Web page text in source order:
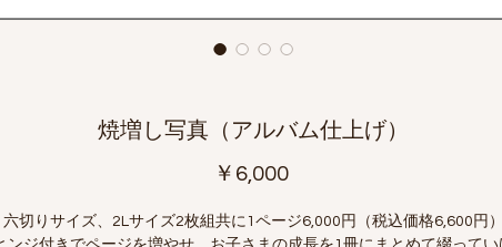
焼増し写真（アルバム仕上げ）
￥6,000価
六切りサイズ、2Lサイズ2枚組共に1ページ6,000円（税込価格6,600円